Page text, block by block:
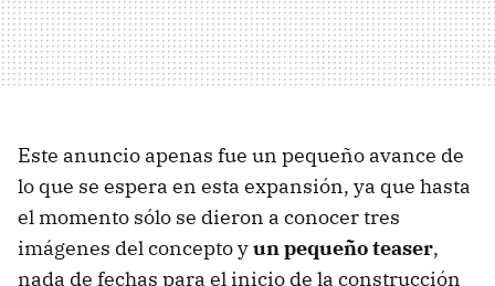
Este anuncio apenas fue un pequeño avance de
lo que se espera en esta expansión, ya que hasta
el momento sólo se dieron a conocer tres
imágenes del concepto yun pequeño teaser,
nada de fechas para el inicio de la construcción